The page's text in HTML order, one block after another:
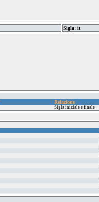
Sigla: it
Relazione
Sigla iniziale e finale